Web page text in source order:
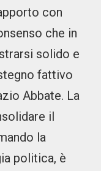
con
che in
solido e
fattivo
Abbate. La
il
la
politica, è